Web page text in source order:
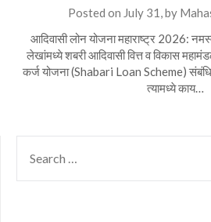
Posted on July 31,by
आदिवासी लोन योजना महाराष्ट्र 2026:
लेखांमध्ये शबरी आदिवासी वित्त व विकास
कर्ज योजना (Shabari Loan Scheme) संबंधित
त्यामध्ये काय…
FOR: